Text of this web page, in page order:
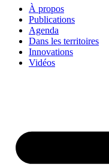
À propos
Publications
Agenda
Dans les territoires
Innovations
Vidéos